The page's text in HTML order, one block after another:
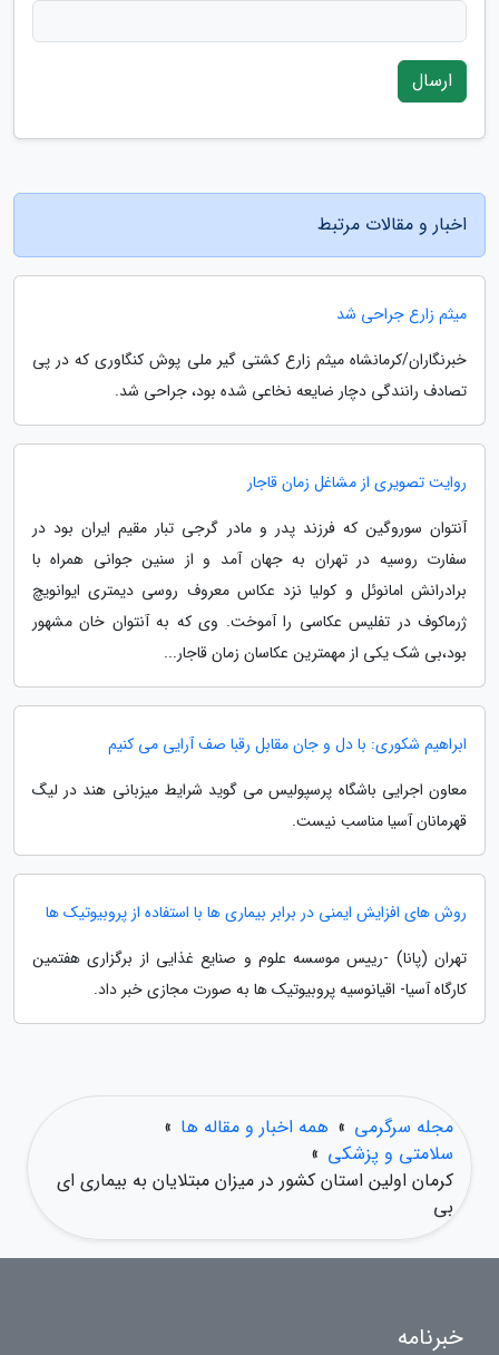
ارسال
اخبار و مقالات مرتبط
میثم زارع جراحی شد
خبرنگاران/کرمانشاه میثم زارع کشتی گیر ملی پوش کنگاوری که در پی
تصادف رانندگی دچار ضایعه نخاعی شده بود، جراحی شد.
روایت تصویری از مشاغل زمان قاجار
آنتوان سوروگین که فرزند پدر و مادر گرجی تبار مقیم ایران بود در
سفارت روسیه در تهران به جهان آمد و از سنین جوانی همراه با
برادرانش امانوئل و کولیا نزد عکاس معروف روسى دیمترى ایوانویچ
ژرماکوف در تفلیس عکاسى را آموخت. وی که به آنتوان خان مشهور
بود،بی شک یکی از مهمترین عکاسان زمان قاجار...
ابراهیم شکوری: با دل و جان مقابل رقبا صف آرایی می کنیم
معاون اجرایی باشگاه پرسپولیس می گوید شرایط میزبانی هند در لیگ
قهرمانان آسیا مناسب نیست.
روش های افزایش ایمنی در برابر بیماری ها با استفاده از پروبیوتیک ها
تهران (پانا) -رییس موسسه علوم و صنایع غذایی از برگزاری هفتمین
کارگاه آسیا- اقیانوسیه پروبیوتیک ها به صورت مجازی خبر داد.
مجله سرگرمی » همه اخبار و مقاله ها »
سلامتی و پزشکی »
کرمان اولین استان کشور در میزان مبتلایان به بیماری ای
بی
خبرنامه